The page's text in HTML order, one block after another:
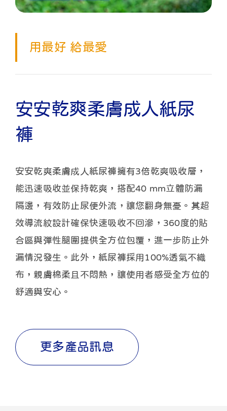
用最好 給最愛
安安乾爽柔膚成人紙尿
褲
安安乾爽柔膚成人紙尿褲擁有3倍乾爽吸收層，
能迅速吸收並保持乾爽，搭配40 mm立體防漏
隔邊，有效防止尿便外流，讓您翻身無憂。其超
效導流紋設計確保快速吸收不回滲，360度的貼
合區與彈性腿圍提供全方位包覆，進一步防止外
漏情況發生。此外，紙尿褲採用100%透氣不織
布，親膚棉柔且不悶熱，讓使用者感受全方位的
舒適與安心。
更多產品訊息